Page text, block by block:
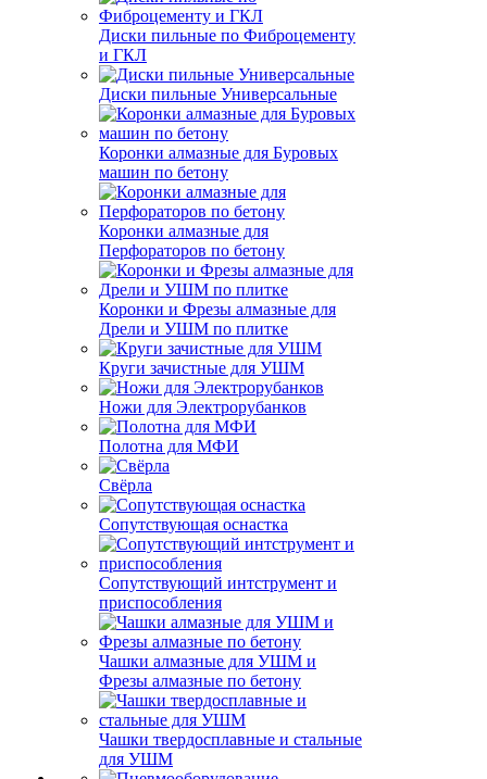
Диски пильные по Фиброцементу
и ГКЛ
Диски пильные Универсальные
Коронки алмазные для Буровых
машин по бетону
Коронки алмазные для
Перфораторов по бетону
Коронки и Фрезы алмазные для
Дрели и УШМ по плитке
Круги зачистные для УШМ
Ножи для Электрорубанков
Полотна для МФИ
Свёрла
Сопутствующая оснастка
Сопутствующий интструмент и
приспособления
Чашки алмазные для УШМ и
Фрезы алмазные по бетону
Чашки твердосплавные и стальные
для УШМ